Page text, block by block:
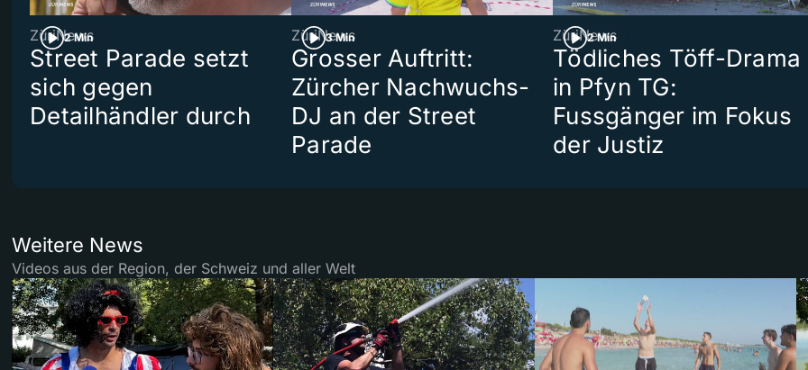
2 Min
ZüriNews
Street Parade setzt
sich gegen
Detailhändler durch
3 Min
ZüriNews
Grosser Auftritt:
Zürcher Nachwuchs-
DJ an der Street
Parade
2 Min
ZüriNews
Tödliches Töff-Drama
in Pfyn TG:
Fussgänger im Fokus
der Justiz
Weitere News
Videos aus der Region, der Schweiz und aller Welt